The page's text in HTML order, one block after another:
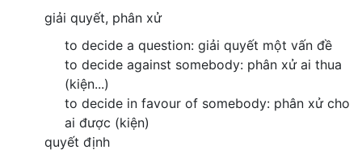
giải quyết, phân xử
to decide a question: giải quyết một vấn đề
to decide against somebody: phân xử ai thua
(kiện...)
to decide in favour of somebody: phân xử cho
ai được (kiện)
quyết định